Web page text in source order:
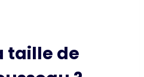
taille de